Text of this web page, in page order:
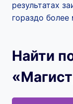
результатах
гораздо
Найти